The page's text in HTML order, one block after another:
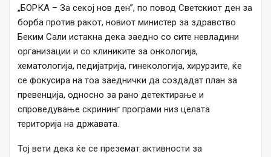
„БОРКА – За секој нов ден”, по повод Светскиот ден за
борба против ракот, новиот министер за здравство
Беким Сали истакна дека заедно со сите невладини
организации и со клиниките за онкологија,
хематологија, педијатрија, гинекологија, хирурзите, ќе
се фокусира на тоа заеднички да создадат план за
превенција, односно за рано детектирање и
спроведување скрининг програми низ целата
територија на државата.
Тој вети дека ќе се преземат активности за